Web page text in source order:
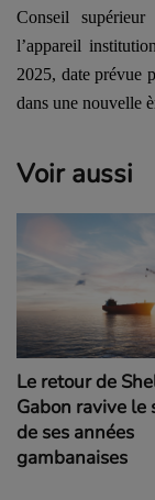
Conseil
l’appareil
2025, date prévue
dans une nouvelle
Voir aussi
Le retour de
Gabon ravive le
de ses années
gambanaises